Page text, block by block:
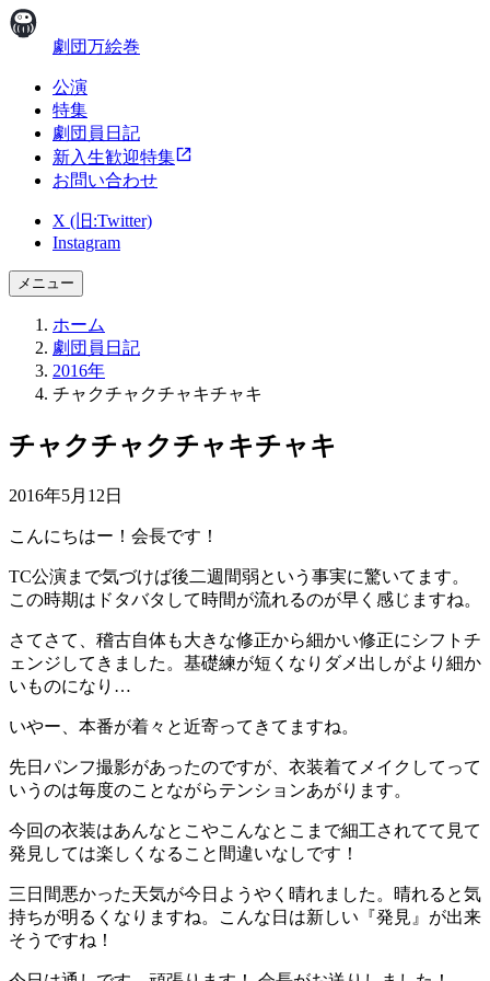
劇団万絵巻
公演
特集
劇団員日記
新入生歓迎特集
お問い合わせ
X (旧:Twitter)
Instagram
メニュー
ホーム
劇団員日記
2016年
チャクチャクチャキチャキ
チャクチャクチャキチャキ
2016年5月12日
こんにちはー！会長です！
TC公演まで気づけば後二週間弱という事実に驚いてます。
この時期はドタバタして時間が流れるのが早く感じますね。
さてさて、稽古自体も大きな修正から細かい修正にシフトチ
ェンジしてきました。基礎練が短くなりダメ出しがより細か
いものになり…
いやー、本番が着々と近寄ってきてますね。
先日パンフ撮影があったのですが、衣装着てメイクしてって
いうのは毎度のことながらテンションあがります。
今回の衣装はあんなとこやこんなとこまで細工されてて見て
発見しては楽しくなること間違いなしです！
三日間悪かった天気が今日ようやく晴れました。晴れると気
持ちが明るくなりますね。こんな日は新しい『発見』が出来
そうですね！